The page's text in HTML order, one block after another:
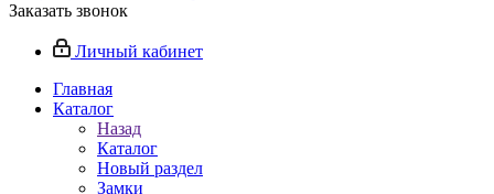
Заказать звонок
Личный кабинет
Главная
Каталог
Назад
Каталог
Новый раздел
Замки